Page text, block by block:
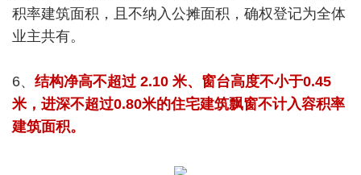
积率建筑面积，且不纳入公摊面积，确权登记为全体
业主共有。
6、 结构净高不超过 2.10 米、窗台高度不小于0.45
米，进深不超过0.80米的住宅建筑飘窗不计入容积率
建筑面积。